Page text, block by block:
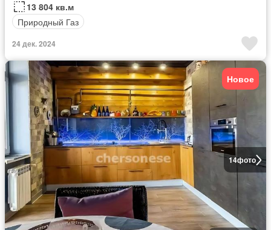
13 804 кв.м
Природный Газ
24 дек. 2024
14фото
Новое